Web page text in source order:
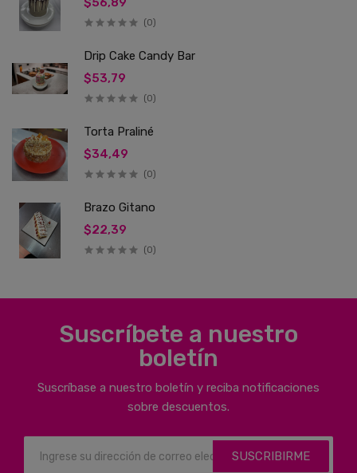
(0)
Drip Cake Candy Bar
$53,79
(0)
Torta Praliné
$34,49
(0)
Brazo Gitano
$22,39
(0)
Suscríbete a nuestro
boletín
Suscríbase a nuestro boletín y reciba notificaciones
sobre descuentos.
SUSCRIBIRME